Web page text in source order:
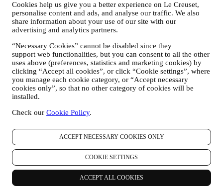
Cookies help us give you a better experience on Le Creuset,
personalise content and ads, and analyse our traffic. We also
share information about your use of our site with our
advertising and analytics partners.
“Necessary Cookies” cannot be disabled since they
support web functionalities, but you can consent to all the other
uses above (preferences, statistics and marketing cookies) by
clicking “Accept all cookies”, or click “Cookie settings”, where
you manage each cookie category, or “Accept necessary
cookies only”, so that no other category of cookies will be
installed.
Check our Cookie Policy.
ACCEPT NECESSARY COOKIES ONLY
COOKIE SETTINGS
ACCEPT ALL COOKIES
y recibir boletines informativos y comunicaciones de Marketing de
Le Creuset, le enviaremos contenidos especiales personalizados y le
informaremos cuando se lancen nuevos productos, si hay ofertas
exclusivas, eventos de demostraciones, show cooking o eventos
venideros, o promociones especiales dedicadas a usted.
Exclusión voluntaria: Puede dejar de recibir nuestras
comunicaciones de marketing en cualquier momento, de forma
gratuita, a través de los métodos que se muestran como parte de la
comunicación (por ejemplo, para darse de baja de la newsletter
puede hacer clic en el enlace para darse de baja que aparece en la
parte inferior de cada correo electrónico). En cualquier caso, si desea
envíenos un correo electrónico a
circunstancias es posible que reciba algunas comunicaciones más
hasta que la baja se procese por completo.
Sus datos están bajo su control
Recuerde que usted tiene el control de sus datos y que
puede gestionar tus preferencias en cualquier momento.Tenga la
seguridad de que nunca transmitiremos sus datos a terceras
organizaciones para sus propios fines de marketing sin su permiso.